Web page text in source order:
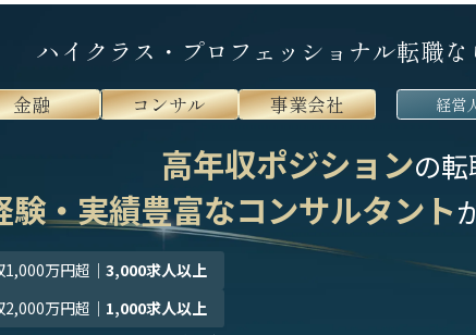
ハイクラス・プロフェッショナル転職な
金融 コンサル 事業会社 経営
高年収ポジションの
験・実績豊富なコンサルタント
1,000万円超 ｜3,000求人以上
2,000万円超 ｜ 1,000求人以上